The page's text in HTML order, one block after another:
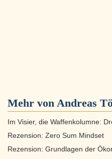
Mehr von Andreas
Im Visier, die Waffenkolumne:
Rezension: Zero Sum Mindset
Rezension: Grundlagen der